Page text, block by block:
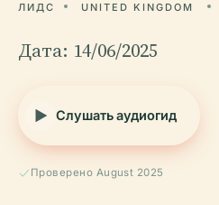
ЛИДС UNITED KINGDOM
Дата: 14/06/2025
Слушать аудиогид
Проверено August 2025